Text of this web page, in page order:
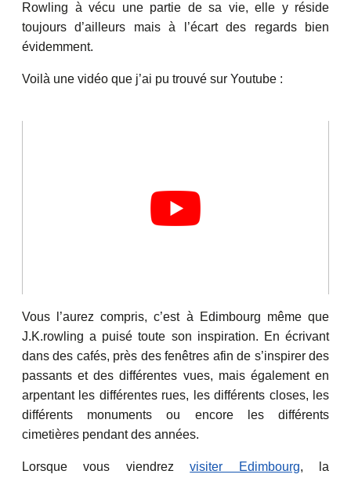
Rowling à vécu une partie de sa vie, elle y réside
toujours d’ailleurs mais à l’écart des regards bien
évidemment.
Voilà une vidéo que j’ai pu trouvé sur Youtube :
Vous l’aurez compris, c’est à Edimbourg même que
J.K.rowling a puisé toute son inspiration. En écrivant
dans des cafés, près des fenêtres afin de s’inspirer des
passants et des différentes vues, mais également en
arpentant les différentes rues, les différents closes, les
différents monuments ou encore les différents
cimetières pendant des années.
Lorsque vous viendrezvisiter Edimbourg, la